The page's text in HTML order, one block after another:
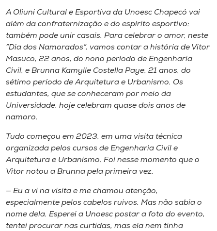
Diplomados
Cultura
CPA
Biblioteca
Rádio
Unoesc
Store
A Oliuni Cultural e Esportiva da Unoesc Chapecó vai
além da confraternização e do espírito esportivo:
também pode unir casais. Para celebrar o amor, neste
“Dia dos Namorados”, vamos contar a história de Vitor
Masuco, 22 anos, do nono período de Engenharia
Civil, e Brunna Kamylle Costella Paye, 21 anos, do
sétimo período de Arquitetura e Urbanismo. Os
estudantes, que se conheceram por meio da
Universidade, hoje celebram quase dois anos de
namoro.
Tudo começou em 2023, em uma visita técnica
organizada pelos cursos de Engenharia Civil e
Arquitetura e Urbanismo. Foi nesse momento que o
Vitor notou a Brunna pela primeira vez.
— Eu a vi na visita e me chamou atenção,
especialmente pelos cabelos ruivos. Mas não sabia o
nome dela. Esperei a Unoesc postar a foto do evento,
tentei procurar nas curtidas, mas ela nem tinha